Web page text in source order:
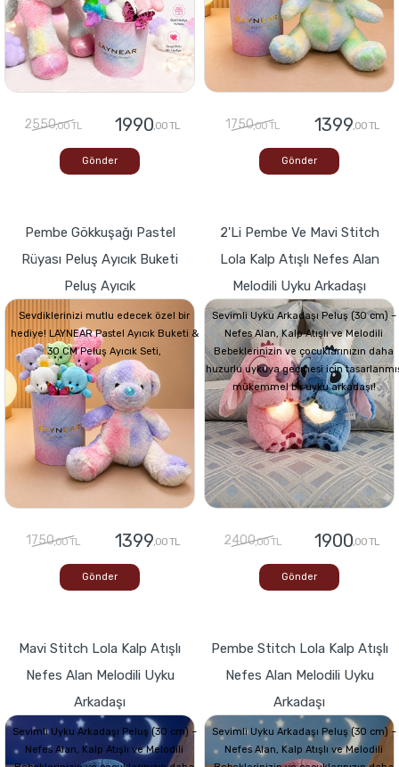
2550,00 TL 1990,00 TL
Gönder
1750,00 TL 1399,00 TL
Gönder
Pembe Gökkuşağı Pastel
Rüyası Peluş Ayıcık Buketi
Peluş Ayıcık
Sevdiklerinizi mutlu edecek özel bir
hediye! LAYNEAR Pastel Ayıcık Buketi &
30 CM Peluş Ayıcık Seti,
1750,00 TL 1399,00 TL
Gönder
2'li Pembe Ve Mavi Stitch
Lola Kalp Atışlı Nefes Alan
Melodili Uyku Arkadaşı
Sevimli Uyku Arkadaşı Peluş (30 cm) –
Nefes Alan, Kalp Atışlı ve Melodili
Bebeklerinizin ve çocuklarınızın daha
huzurlu uykuya geçmesi için
mükemmel bir uyku arkadaşı!
2400,00 TL 1900,00 TL
Gönder
Mavi Stitch Lola Kalp Atışlı
Nefes Alan Melodili Uyku
Arkadaşı
Sevimli Uyku Arkadaşı Peluş (30 cm) –
Nefes Alan, Kalp Atışlı ve Melodili
Pembe Stitch Lola Kalp Atışlı
Nefes Alan Melodili Uyku
Arkadaşı
Sevimli Uyku Arkadaşı Peluş (30 cm) –
Nefes Alan, Kalp Atışlı ve Melodili